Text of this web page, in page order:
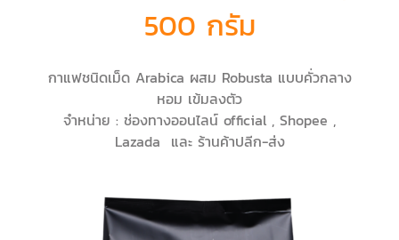
500 กรัม
กาแฟชนิดเม็ด Arabica ผสม Robusta แบบคั่วกลาง
หอม เข้มลงตัว
จำหน่าย : ช่องทางออนไลน์ official , Shopee ,
Lazada และ ร้านค้าปลีก-ส่ง